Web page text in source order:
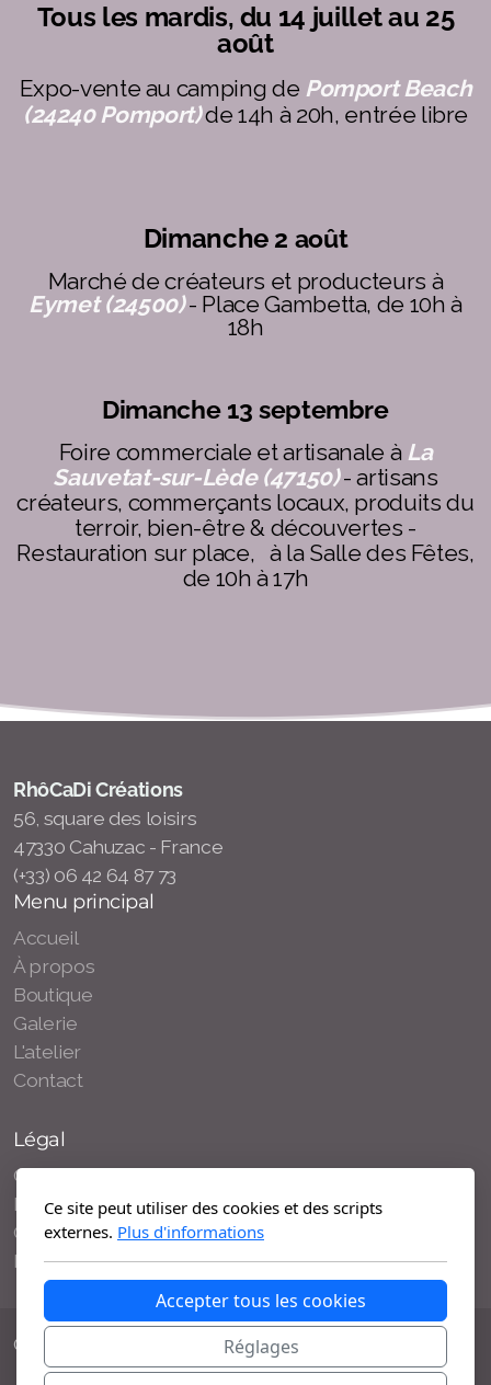
Tous les mardis, du 14 juillet au 25
août
Expo-vente au camping de Pomport Beach
(24240 Pomport)de 14h à 20h, entrée libre
Dimanche2 août
Marché de créateurs et producteurs à
Eymet (24500)- Place Gambetta, de 10h à
18h
Dimanche 13 septembre
Foire commerciale et artisanale à La
Sauvetat-sur-Lède (47150)- artisans
créateurs, commerçants locaux, produits du
terroir, bien-être & découvertes -
Restauration sur place, à la Salle des Fêtes,
de 10h à 17h
RhôCaDi Créations
56, square des loisirs
47330 Cahuzac - France
(+33) 06 42 64 87 73
Menu principal
Accueil
À propos
Boutique
Galerie
L'atelier
Contact
Légal
Conditions d'utilisation
Politique de confidentialité
Conditions générales de vente
Mentions légales
Copyright, tous droits réservés
Ce site peut utiliser des cookies et des scripts
externes. Plus d'informations
Accepter tous les cookies
Réglages